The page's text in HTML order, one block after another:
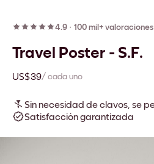
4.9 · 100 mil+ valoraciones
Travel Poster - S.F.
US$39/ cada uno
Sin necesidad de clavos, se
Satisfacción garantizada